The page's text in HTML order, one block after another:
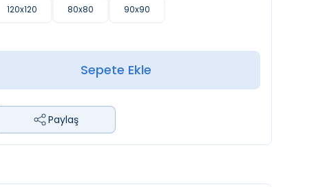
120x120 80x80 90x90
Sepete Ekle
Paylaş